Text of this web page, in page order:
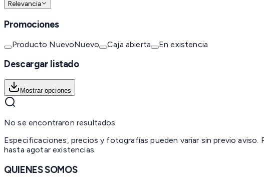
Relevancia
Promociones
Producto NuevoNuevo Caja abierta En existencia
Descargar listado
Mostrar opciones
No se encontraron resultados.
Especificaciones, precios y fotografías pueden variar sin previo
hasta agotar existencias.
QUIENES SOMOS